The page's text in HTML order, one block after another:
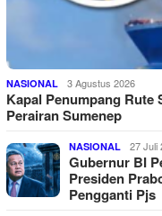
NASIONAL 3 Agustus 2026
Kapal Penumpang Rute
Perairan Sumenep
NASIONAL 27 Juli
Gubernur BI
Presiden
Pengganti Pjs